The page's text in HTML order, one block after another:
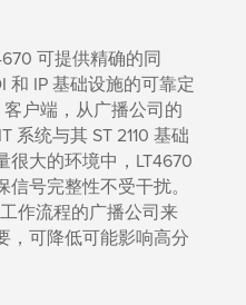
可提供精确的同
和 IP 基础设施的可靠定
客户端，从广播公司的
系统与其 ST 2110 基础
很大的环境中，LT4670
号完整性不受干扰。
作流程的广播公司来
，可降低可能影响高分